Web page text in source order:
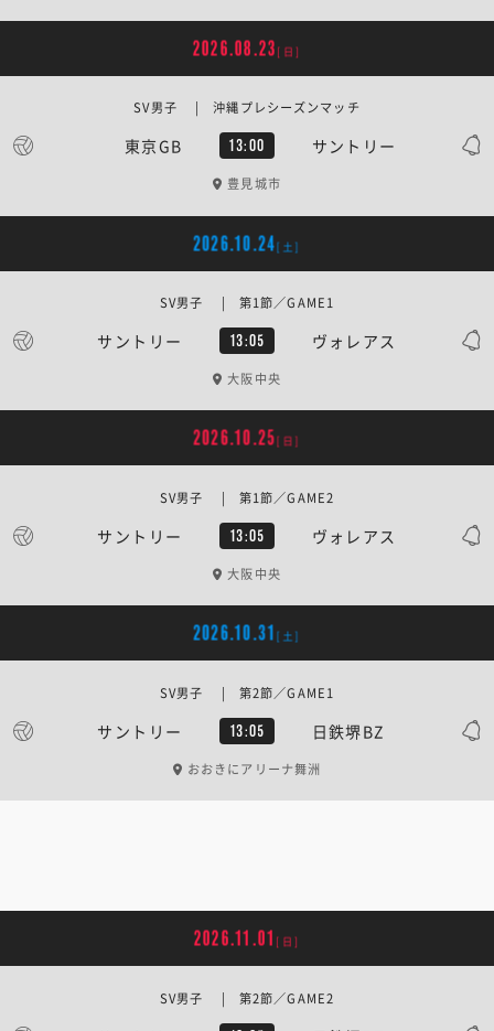
2026.08.23 [日]
東京GB 13:00 サントリー
SV男子 | 沖縄プレシーズンマッチ
豊見城市
2026.10.24[土]
サントリー 13:05 ヴォレアス
SV男子 | 第1節／GAME1
大阪中央
2026.10.25[日]
サントリー 13:05 ヴォレアス
SV男子 | 第1節／GAME2
大阪中央
2026.10.31 [土]
サントリー 13:05 日鉄堺BZ
SV男子 | 第2節／GAME1
おおきにアリーナ舞洲
2026.11.01 [日]
SV男子 | 第2節／GAME2